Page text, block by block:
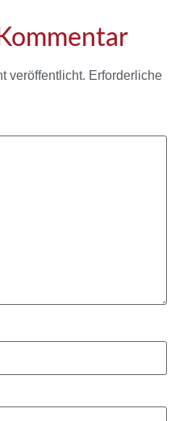
veröffentlicht. Erforderliche